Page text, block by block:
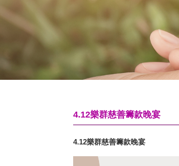
4.12樂群慈善籌款晚宴
4.12樂群慈善籌款晚宴